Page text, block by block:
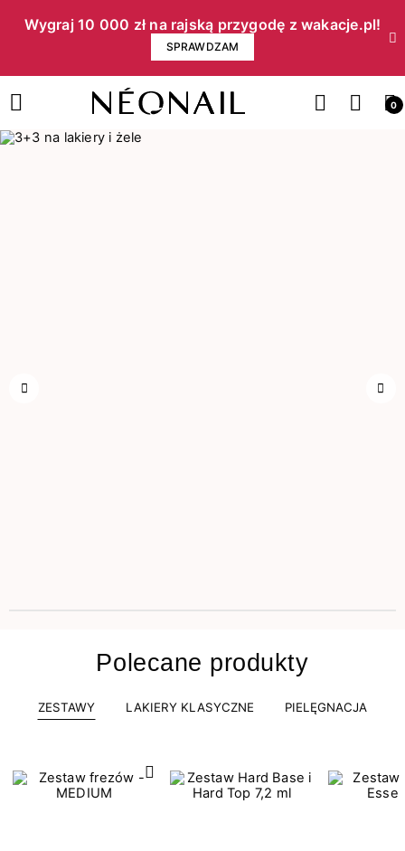
Wygraj 10 000 zł na rajską przygodę z wakacje.pl!​
SPRAWDZAM
0
Polecane produkty
ZESTAWY LAKIERY KLASYCZNE PIELĘGNACJA